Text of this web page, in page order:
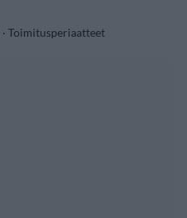
· Toimitusperiaatteet